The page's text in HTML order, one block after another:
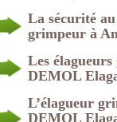
La sécurité
grimpeur à
Les
DEMOL
L’élagueur
DEMOL